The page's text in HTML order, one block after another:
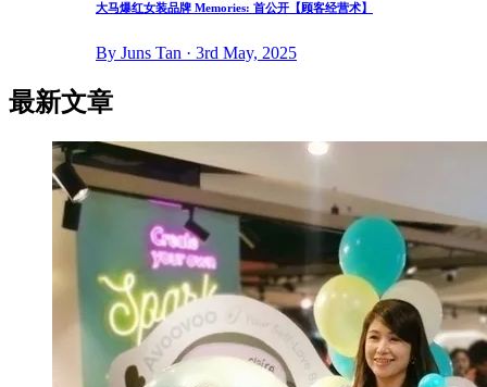
大马爆红女装品牌 Memories: 首公开【顾客经营术】
By Juns Tan · 3rd May, 2025
最新文章